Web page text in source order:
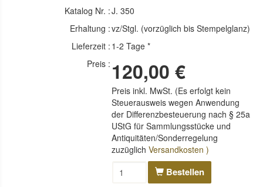
Katalog Nr. :J. 350
Erhaltung :vz/Stgl. (vorzüglich bis Stempelglanz)
Lieferzeit : 1-2 Tage *
Preis : 120,00 €
Preis inkl. MwSt. (Es erfolgt kein
Steuerausweis wegen Anwendung
der Differenzbesteuerung nach § 25a
UStG für Sammlungsstücke und
Antiquitäten/Sonderregelung
zuzüglichVersandkosten )
Bestellen